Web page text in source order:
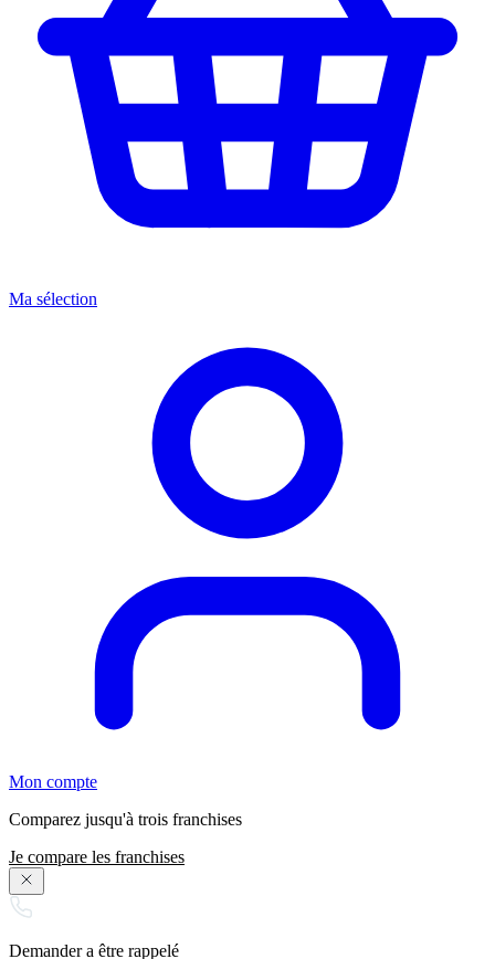
Ma sélection
Mon compte
Comparez jusqu'à trois franchises
Je compare les franchises
Demander a être rappelé